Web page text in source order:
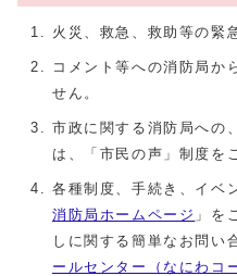
火災、救急、救助等の緊
コメント等への消防局か
せん。
市政に関する消防局への
は、「市民の声」制度を
各種制度、手続き、イベ
消防局ホームページ 」を
しに関する簡単なお問い
ールセンター（なにわコ